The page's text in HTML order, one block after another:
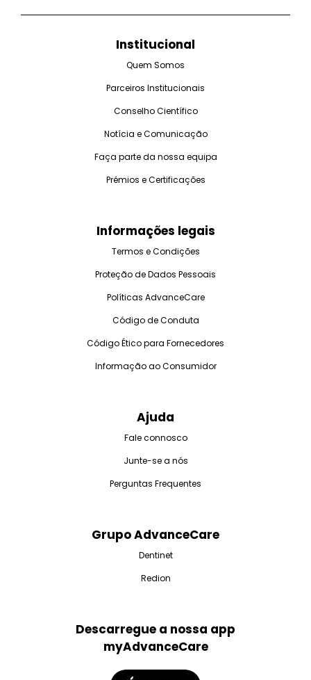
Institucional
Quem Somos
Parceiros Institucionais
Conselho Científico
Notícia e Comunicação
Faça parte da nossa equipa
Prémios e Certificações
Informações legais
Termos e Condições
Proteção de Dados Pessoais
Políticas AdvanceCare
Código de Conduta
Código Ético para Fornecedores
Informação ao Consumidor
Ajuda
Fale connosco
Junte-se a nós
Perguntas Frequentes
Grupo AdvanceCare
Dentinet
Redion
Descarregue a nossa app
myAdvanceCare